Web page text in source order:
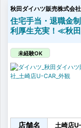
秋田ダイハツ販売株式会社
住宅手当・退職金
利厚生充実！≪秋
未経験OK
店舗名 土崎店